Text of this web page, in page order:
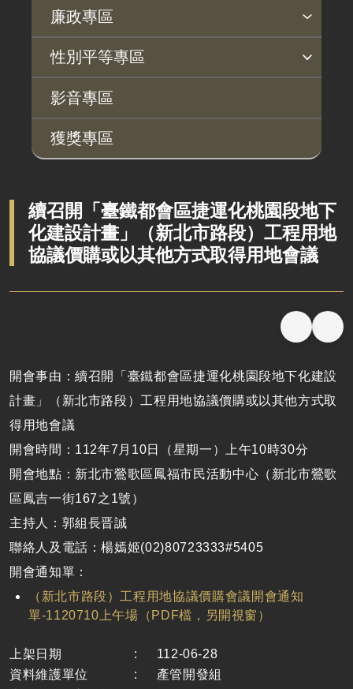
法令查詢
解釋性規定及裁量基準
法令英譯徵集意見專區
訴願文件下載
相關實務判解
相關網站資源
廉政專區
揭弊者保護專區
廉政訊息
利益衝突迴避園地
公務員廉政倫理規範
公職人員財產申報園地
廉政檢舉管道
桃地計畫廉政平臺專網
桃地計畫
廉政平臺
啟動儀式及交流座談會
定期聯繫會議
廉政體系
性別平等專區
性別平等工作小組
宣傳事項
性別平等推動計畫
性別平等統計分析
性別平等影響評估
性騷擾防治
相關網站
影音專區
獲獎專區
續召開「臺鐵都會區捷運化桃園段地下
化建設計畫」（新北市路段）工程用地
協議價購或以其他方式取得用地會議
開會事由：續召開「臺鐵都會區捷運化桃園段地下化建設
計畫」（新北市路段）工程用地協議價購或以其他方式取
得用地會議
開會時間：112年7月10日（星期一）上午10時30分
開會地點：新北市鶯歌區鳳福市民活動中心（新北市鶯歌
區鳳吉一街167之1號）
主持人：郭組長晋誠
聯絡人及電話：楊嫣姬(02)80723333#5405
開會通知單：
（新北市路段）工程用地協議價購會議開會通知
單-1120710上午場（PDF檔，另開視窗）
上架日期 :
112-06-28
資料維護單位
:
產管開發組